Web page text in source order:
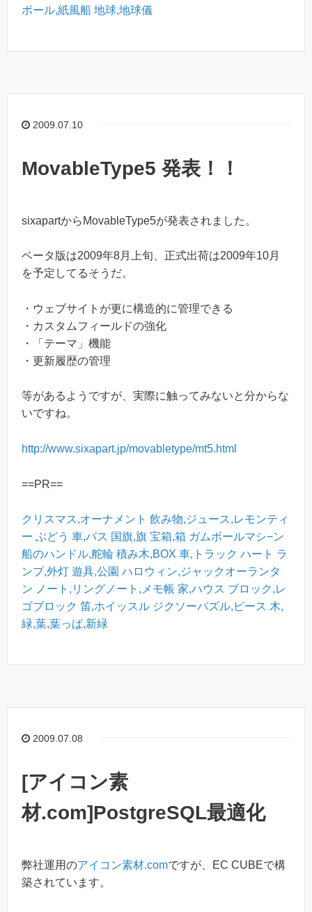
ボール,紙風船 地球,地球儀
2009.07.10
MovableType5 発表！！
sixapartからMovableType5が発表されました。
ベータ版は2009年8月上旬、正式出荷は2009年10月
を予定してるそうだ。
・ウェブサイトが更に構造的に管理できる
・カスタムフィールドの強化
・「テーマ」機能
・更新履歴の管理
等があるようですが、実際に触ってみないと分からな
いですね。
http://www.sixapart.jp/movabletype/mt5.html
==PR==
クリスマス,オーナメント 飲み物,ジュース,レモンティ
ー ぶどう 車,バス 国旗,旗 宝箱,箱 ガムボールマシ−ン
船のハンドル,舵輪 積み木,BOX 車,トラック ハート ラ
ンプ,外灯 遊具,公園 ハロウィン,ジャックオーランタ
ン ノート,リングノート,メモ帳 家,ハウス ブロック,レ
ゴブロック 笛,ホイッスル ジクソーパズル,ピース 木,
緑,葉,葉っぱ,新緑
2009.07.08
[アイコン素
材.com]PostgreSQL最適化
弊社運用のアイコン素材.comですが、EC CUBEで構
築されています。